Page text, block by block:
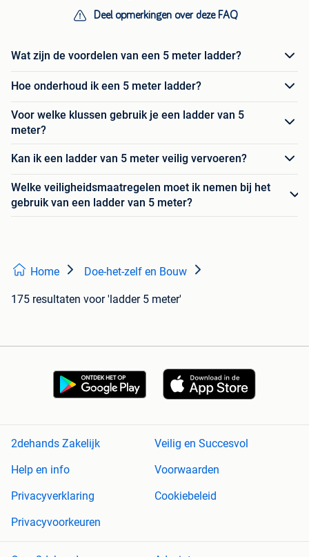
Deel opmerkingen over deze FAQ
Wat zijn de voordelen van een 5 meter ladder?
Hoe onderhoud ik een 5 meter ladder?
Voor welke klussen gebruik je een ladder van 5
meter?
Kan ik een ladder van 5 meter veilig vervoeren?
Welke veiligheidsmaatregelen moet ik nemen bij het
gebruik van een ladder van 5 meter?
Home Doe-het-zelf en Bouw
175 resultaten voor 'ladder 5 meter'
2dehands Zakelijk
Veilig en Succesvol
Help en info
Voorwaarden
Privacyverklaring
Cookiebeleid
Privacyvoorkeuren